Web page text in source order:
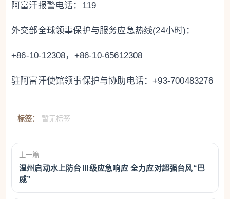
阿富汗报警电话：119
外交部全球领事保护与服务应急热线(24小时)：
+86-10-12308，+86-10-65612308
驻阿富汗使馆领事保护与协助电话：+93-700483276
标签： 暂无标签
上一篇
温州启动水上防台Ⅲ级应急响应 全力应对超强台风“巴
威”